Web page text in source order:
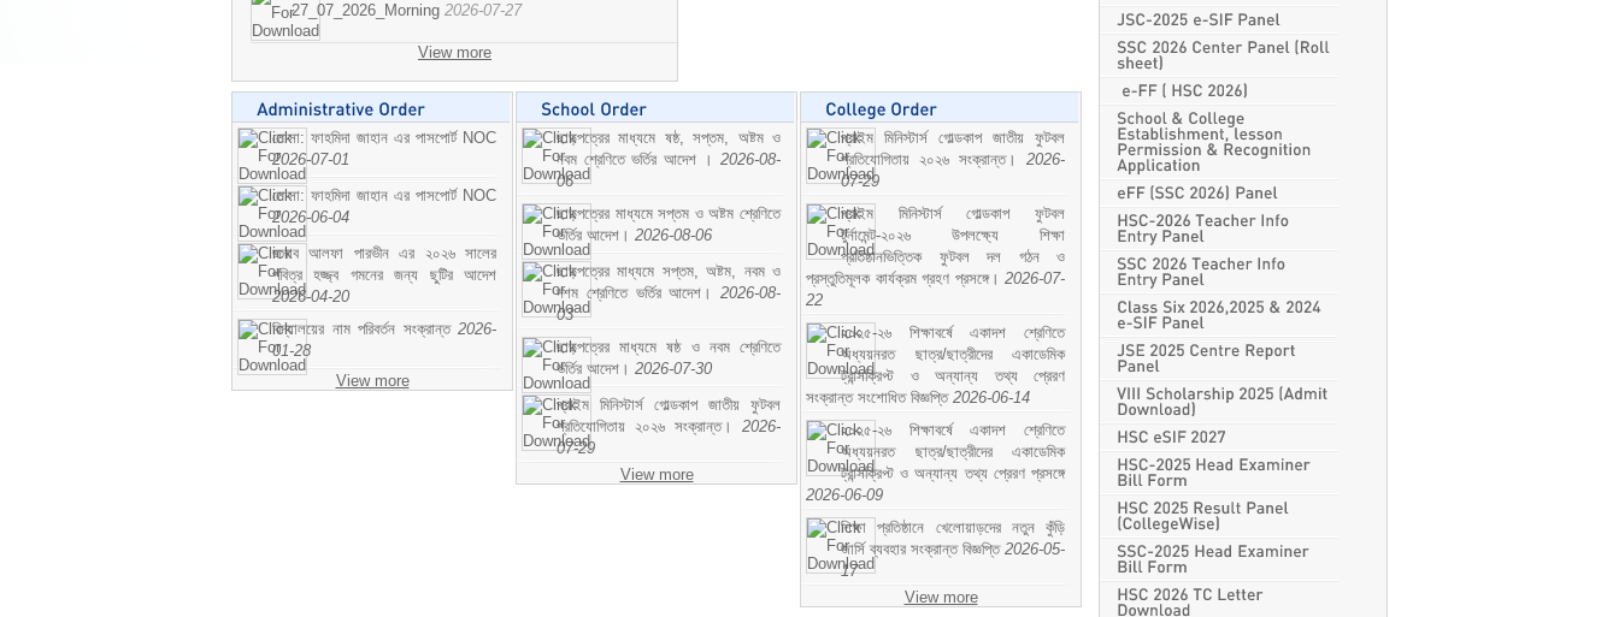
27_07_2026_Morning 2026-07-27
View more
মোসা: ফাহমিদা জাহান এর পাসপোর্ট NOC
2026-07-01
মোসা: ফাহমিদা জাহান এর পাসপোর্ট NOC
2026-06-04
জনাব আলফা পারভীন এর ২০২৬ সালের
পবিত্র হজ্জ্ব গমনের জন্য ছুটির আদেশ
2026-04-20
বিদ্যালয়ের নাম পরিবর্তন সংক্রান্ত 2026-
01-28
View more
ছাড়পত্রের মাধ্যমে ষষ্ঠ, সপ্তম, অষ্টম ও
নবম শ্রেণিতে ভর্তির আদেশ । 2026-08-
06
ছাড়পত্রের মাধ্যমে সপ্তম ও অষ্টম শ্রেণিতে
ভর্তির আদেশ। 2026-08-06
ছাড়পত্রের মাধ্যমে সপ্তম, অষ্টম, নবম ও
দশম শ্রেণিতে ভর্তির আদেশ। 2026-08-
03
ছাড়পত্রের মাধ্যমে ষষ্ঠ ও নবম শ্রেণিতে
ভর্তির আদেশ। 2026-07-30
প্রাইম মিনিস্টার্স গোল্ডকাপ জাতীয় ফুটবল
প্রতিযোগিতায় ২০২৬ সংক্রান্ত। 2026-
07-29
View more
প্রাইম মিনিস্টার্স গোল্ডকাপ জাতীয় ফুটবল
প্রতিযোগিতায় ২০২৬ সংক্রান্ত। 2026-
07-29
প্রাইম মিনিস্টার্স গোল্ডকাপ ফুটবল
টুর্নামেন্ট-২০২৬ উপলক্ষ্যে শিক্ষা
প্রতিষ্ঠানভিত্তিক ফুটবল দল গঠন ও
প্রস্তুতিমূলক কার্যক্রম গ্রহণ প্রসঙ্গে। 2026-07-
22
২০২৫-২৬ শিক্ষাবর্ষে একাদশ শ্রেণিতে
অধ্যয়নরত ছাত্র/ছাত্রীদের একাডেমিক
ট্রান্সক্রিপ্ট ও অন্যান্য তথ্য প্রেরণ
সংক্রান্ত সংশোধিত বিজ্ঞপ্তি 2026-06-14
২০২৫-২৬ শিক্ষাবর্ষে একাদশ শ্রেণিতে
অধ্যয়নরত ছাত্র/ছাত্রীদের একাডেমিক
ট্রান্সক্রিপ্ট ও অন্যান্য তথ্য প্রেরণ প্রসঙ্গে
2026-06-09
শিক্ষা প্রতিষ্ঠানে খেলোয়াড়দের নতুন কুঁড়ি
জার্সি ব্যবহার সংক্রান্ত বিজ্ঞপ্তি 2026-05-
17
View more